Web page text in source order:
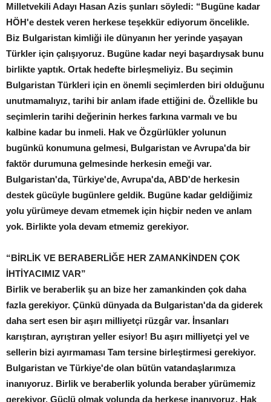
Milletvekili Adayı Hasan Azis şunları söyledi: “Bugüne kadar
HÖH'e destek veren herkese teşekkür ediyorum öncelikle.
Biz Bulgaristan kimliği ile dünyanın her yerinde yaşayan
Türkler için çalışıyoruz. Bugüne kadar neyi başardıysak bunu
birlikte yaptık. Ortak hedefte birleşmeliyiz. Bu seçimin
Bulgaristan Türkleri için en önemli seçimlerden biri olduğunu
unutmamalıyız, tarihi bir anlam ifade ettiğini de. Özellikle bu
seçimlerin tarihi değerinin herkes farkına varmalı ve bu
kalbine kadar bu inmeli. Hak ve Özgürlükler yolunun
bugünkü konumuna gelmesi, Bulgaristan ve Avrupa'da bir
faktör durumuna gelmesinde herkesin emeği var.
Bulgaristan'da, Türkiye'de, Avrupa'da, ABD'de herkesin
destek gücüyle bugünlere geldik. Bugüne kadar geldiğimiz
yolu yürümeye devam etmemek için hiçbir neden ve anlam
yok. Birlikte yola devam etmemiz gerekiyor.
“BİRLİK VE BERABERLİĞE HER ZAMANKİNDEN ÇOK
İHTİYACIMIZ VAR”
Birlik ve beraberlik şu an bize her zamankinden çok daha
fazla gerekiyor. Çünkü dünyada da Bulgaristan'da da giderek
daha sert esen bir aşırı milliyetçi rüzgâr var. İnsanları
karıştıran, ayrıştıran yeller esiyor! Bu aşırı milliyetçi yel ve
sellerin bizi ayırmaması Tam tersine birleştirmesi gerekiyor.
Bulgaristan ve Türkiye'de olan bütün vatandaşlarımıza
inanıyoruz. Birlik ve beraberlik yolunda beraber yürümemiz
gerekiyor. Güçlü olmak yolunda da herkese inanıyoruz. Hak